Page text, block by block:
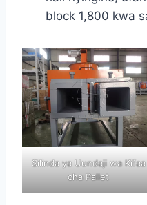
block 1,800 kwa
Silinda ya Uundaji wa Kifaa
cha Pallet